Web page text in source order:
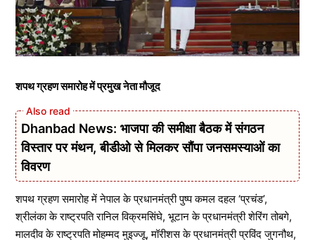
शपथ ग्रहण समारोह में प्रमुख नेता मौजूद
Dhanbad News: भाजपा की समीक्षा बैठक में संगठन
विस्तार पर मंथन, बीडीओ से मिलकर सौंपा जनसमस्याओं का
विवरण
शपथ ग्रहण समारोह में नेपाल के प्रधानमंत्री पुष्प कमल दहल ‘प्रचंड’,
श्रीलंका के राष्ट्रपति रानिल विक्रमसिंघे, भूटान के प्रधानमंत्री शेरिंग तोबगे,
मालदीव के राष्ट्रपति मोहम्मद मुइज्जू, मॉरीशस के प्रधानमंत्री प्रविंद जुगनौथ,